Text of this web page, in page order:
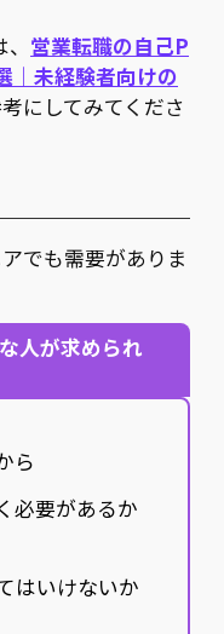
営業転職の自己P
｜未経験者向けの
にしてみてくださ
でも需要がありま
人が求められ
ら
必要があるか
はいけないか